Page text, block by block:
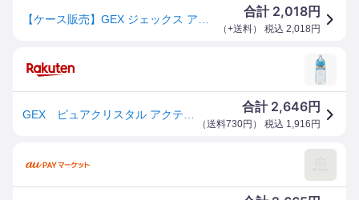
合計 2,018円
（+送料） 税込 2,018 円
合計 2,646円
（送料730円 ） 税込 1,916 円